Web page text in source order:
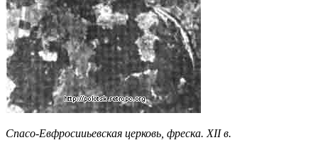
Спасо-Евфросииьевская церковь, фреска. XII в.